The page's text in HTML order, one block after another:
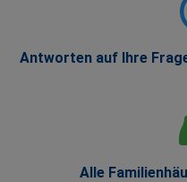
Antworten auf Ihre
Alle